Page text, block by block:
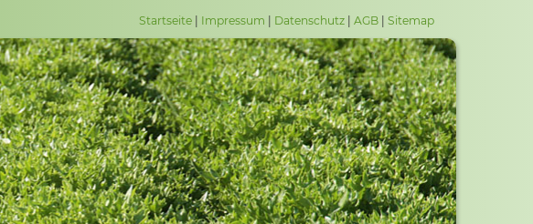
Startseite| Impressum | Datenschutz| AGB| Sitemap